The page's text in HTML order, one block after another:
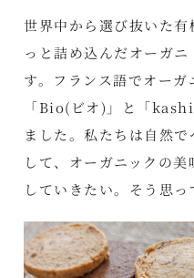
世界中から選び抜いた
っと詰め込んだオーガ
す。フランス語でオー
「Bio(ビオ)」と「
ました。私たちは自然
して、オーガニックの
していきたい。そう思っ